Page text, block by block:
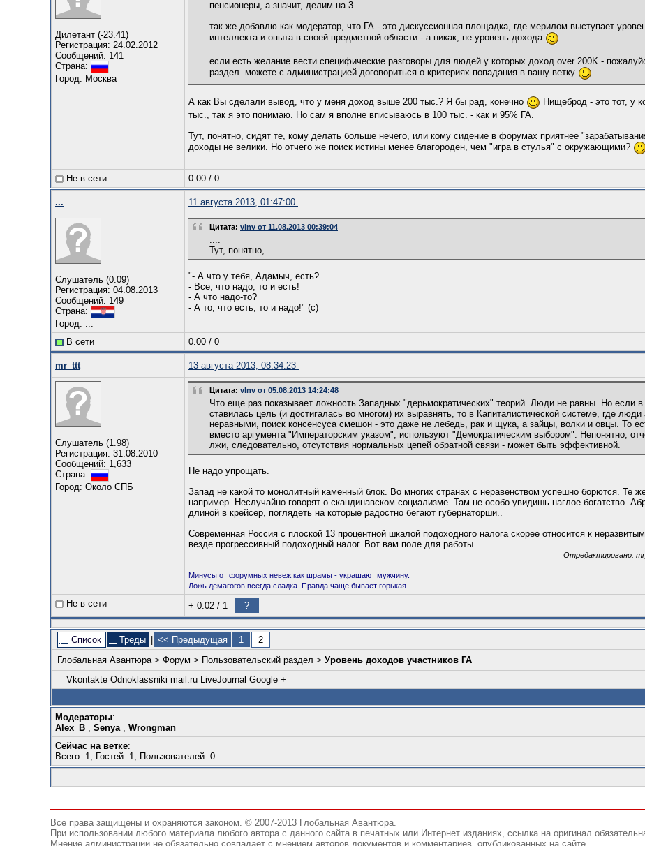
Дилетант (-23.41)
Регистрация: 24.02.2012
Сообщений: 141
Страна:
Город: Москва
пенсионеры, а значит, делим на 3
так же добавлю как модератор, что ГА - это дискуссионная площадка, где мерилом выступает
интеллекта и опыта в своей предметной области - а никак, не уровень дохода
если есть желание вести специфические разговоры для людей у которых доход over 200K -
раздел. можете с администрацией договориться о критериях попадания в вашу ветку
А как Вы сделали вывод, что у меня доход выше 200 тыс.? Я бы рад, конечно
Нищеброд - это тот, у
тыс., так я это понимаю. Но сам я вполне вписываюсь в 100 тыс. - как и 95% ГА.
Тут, понятно, сидят те, кому делать больше нечего, или кому сидение в форумах приятнее
доходы не велики. Но отчего же поиск истины менее благороден, чем "игра в стулья" с окружающими?
Не в сети 0.00 / 0
... 11 августа 2013, 01:47:00
Слушатель (0.09)
Регистрация: 04.08.2013
Сообщений: 149
Страна:
Город: ...
Цитата: vlnv от 11.08.2013 00:39:04
....
Тут, понятно, ....
"- А что у тебя, Адамыч, есть?
- Все, что надо, то и есть!
- А что надо-то?
- А то, что есть, то и надо!" (с)
В сети 0.00 / 0
mr_ttt 13 августа 2013, 08:34:23
Слушатель (1.98)
Регистрация: 31.08.2010
Сообщений: 1,633
Страна:
Город: Около СПБ
Цитата: vlnv от 05.08.2013 14:24:48
Что еще раз показывает ложность Западных "дерьмократических" теорий. Люди не равны. Но если
ставилась цель (и достигалась во многом) их выравнять, то в Капиталистической системе, где
неравными, поиск консенсуса смешон - это даже не лебедь, рак и щука, а зайцы, волки и овцы. То
вместо аргумента "Императорским указом", используют "Демократическим выбором". Непонятно,
лжи, следовательно, отсутствия нормальных цепей обратной связи - может быть эффективной.
Не надо упрощать.
Запад не какой то монолитный каменный блок. Во многих странах с неравенством успешно борются. Те
например. Неслучайно говорят о скандинавском социализме. Там не особо увидишь наглое богатство.
длиной в крейсер, поглядеть на которые радостно бегают губернаторши..
Современная Россия с плоской 13 процентной шкалой подоходного налога скорее относится к
везде прогрессивный подоходный налог. Вот вам поле для работы.
Отредактировано:
Минусы от форумных невеж как шрамы - украшают мужчину.
Ложь демагогов всегда сладка. Правда чаще бывает горькая
Не в сети + 0.02 / 1 ?
Список Треды << Предыдущая 1
2
Глобальная Авантюра> Форум > Пользовательский раздел > Уровень доходов участников ГА
Vkontakte Odnoklassniki mail.ru LiveJournal Google +
Модераторы:
Alex_B , Senya, Wrongman
Сейчас на ветке:
Всего: 1, Гостей: 1, Пользователей: 0
Все права защищены и охраняются законом. © 2007-2013 Глобальная Авантюра.
При использовании любого материала любого автора с данного сайта в печатных или Интернет изданиях, ссылка на оригинал
Мнение администрации не обязательно совпадает с мнением авторов документов и комментариев, опубликованных на сайте.